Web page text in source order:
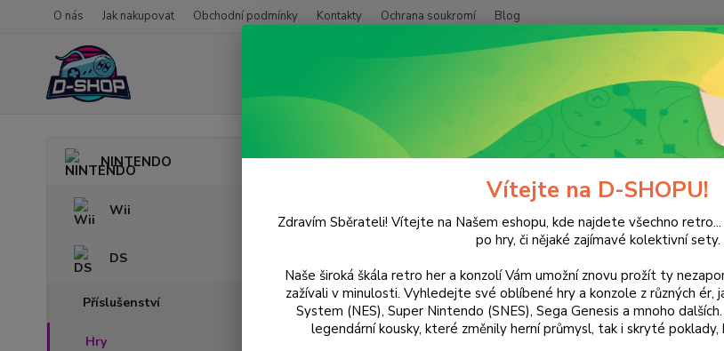
O nás Jak nakupovat Obchodní podmínky Kontakty Ochrana soukromí Blog
NINTENDO
Wii
DS
Příslušenství
Hry
NINTENDO DS Purr Pals
Vítejte na D-SHOPU!
Zdravím Sběrateli! Vítejte na Našem eshopu, kde najdete všechno
po hry, či nějaké zajímavé kolektivní sety.
Naše široká škála retro her a konzolí Vám umožní znovu prožít ty
zažívali v minulosti. Vyhledejte své oblíbené hry a konzole z různých
System (NES), Super Nintendo (SNES), Sega Genesis a mnoho
legendární kousky, které změnily herní průmysl, tak i skryté